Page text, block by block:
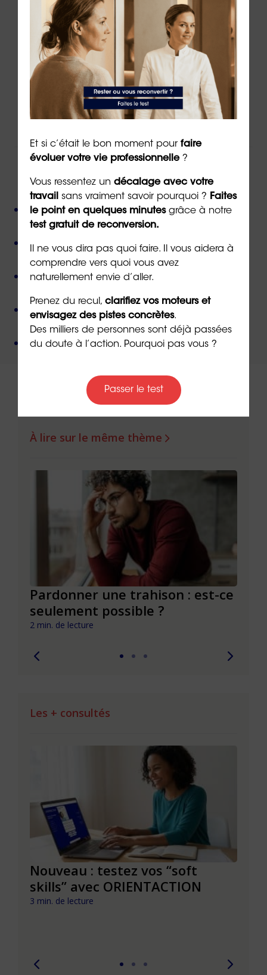
Contacter un(e) conseiller(ère)
le formulaire de contacten ligne
Par téléphone au02 43 72 25 88
Ou par email à l’adresseinfo@orientaction.com
ORIENTACTION c'est :
Plus de 800 consultant(e)s expérimenté(e)s
présent(e)s partout en France,
Près de 50 000 personnes accompagnées
depuis
sa création,
Des valeurs humanistes debienveillance
Une méthode créée parun docteur en
psychologie,
Un organisme de formationcertifié QUALIOPI
À lire sur le même thème
Pardonner une trahison : est-ce
seulement possible ?
2 min. de lecture
Les + consultés
Nouveau : testez vos “soft
skills” avec ORIENTACTION
3 min. de lecture
Et si c’était le bon moment pour faire
évoluer votre vie professionnelle?
Vous ressentez un décalage avec votre
travail sans vraiment savoir pourquoi ? Faites
le point en quelques minutesgrâce à notre
test gratuit de reconversion.
Il ne vous dira pas quoi faire. Il vous aidera à
comprendre vers quoi vous avez
naturellement envie d’aller.
Prenez du recul, clarifiez vos moteurs et
envisagez des pistes concrètes.
Des milliers de personnes sont déjà passées
du doute à l’action. Pourquoi pas vous ?
Passer le test